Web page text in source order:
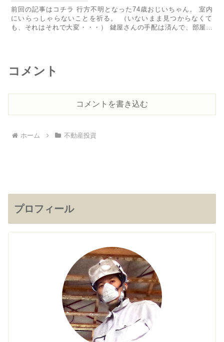
前回の記事は​コチラ​ 行方不明となった74歳おじいちゃん。 室内
にいらっしゃらないことを祈る。 （いないまま見つからなくて
も、それはそれで大変・・・） 鍵屋さんの手配は済んで、部屋に
コメント
コメントを書き込む
ホーム 不動産投資
プロフィール